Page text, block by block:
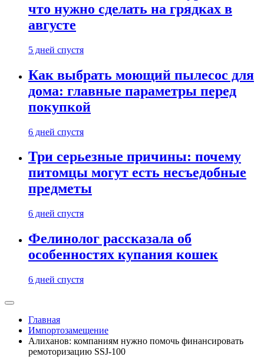
что нужно сделать на грядках в
августе
5 дней спустя
Как выбрать моющий пылесос для
дома: главные параметры перед
покупкой
6 дней спустя
Три серьезные причины: почему
питомцы могут есть несъедобные
предметы
6 дней спустя
Фелинолог рассказала об
особенностях купания кошек
6 дней спустя
Главная
Импортозамещение
Алиханов: компаниям нужно помочь финансировать
ремоторизацию SSJ-100